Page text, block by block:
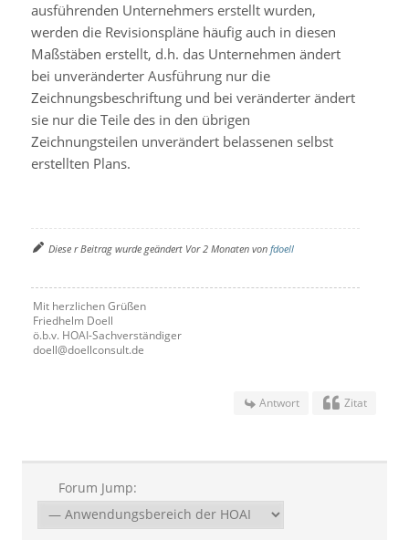
ausführenden Unternehmers erstellt wurden,
werden die Revisionspläne häufig auch in diesen
Maßstäben erstellt, d.h. das Unternehmen ändert
bei unveränderter Ausführung nur die
Zeichnungsbeschriftung und bei veränderter ändert
sie nur die Teile des in den übrigen
Zeichnungsteilen unverändert belassenen selbst
erstellten Plans.
Diese r Beitrag wurde geändert Vor 2 Monaten von fdoell
Mit herzlichen Grüßen
Friedhelm Doell
ö.b.v. HOAI-Sachverständiger
doell@doellconsult.de
Antwort Zitat
Forum Jump: